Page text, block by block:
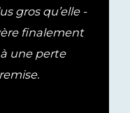
gros qu’elle -
finalement
une perte